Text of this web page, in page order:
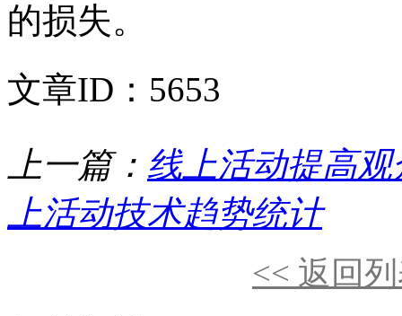
的损失。
文章ID：5653
上一篇： 线上活动提高
上活动技术趋势统计
<< 返回